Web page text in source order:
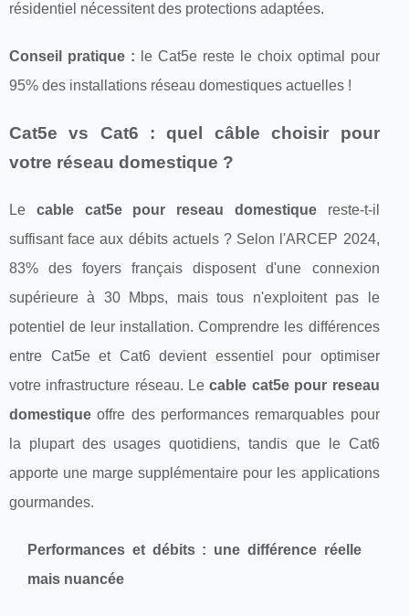
résidentiel nécessitent des protections adaptées.
Conseil pratique : le Cat5e reste le choix optimal pour
95% des installations réseau domestiques actuelles !
Cat5e vs Cat6 : quel câble choisir pour
votre réseau domestique ?
Le cable cat5e pour reseau domestiquereste-t-il
suffisant face aux débits actuels ? Selon l'ARCEP 2024,
83% des foyers français disposent d'une connexion
supérieure à 30 Mbps, mais tous n'exploitent pas le
potentiel de leur installation. Comprendre les différences
entre Cat5e et Cat6 devient essentiel pour optimiser
votre infrastructure réseau. Lecable cat5e pour reseau
domestique offre des performances remarquables pour
la plupart des usages quotidiens, tandis que le Cat6
apporte une marge supplémentaire pour les applications
gourmandes.
Performances et débits : une différence réelle
mais nuancée